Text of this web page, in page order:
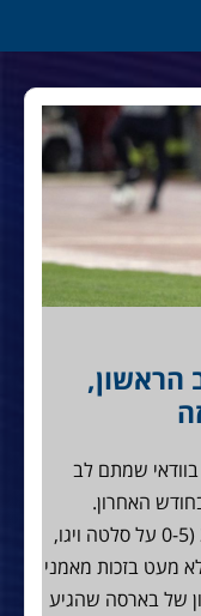
הראשון,
שמתם לב
האחרון.
המשחקים הגדולים של בארסה ב 2018 (0-5 על סלטה ויגו,
הגיעו לא מעט בזכות מאמני
של בארסה שהגיע